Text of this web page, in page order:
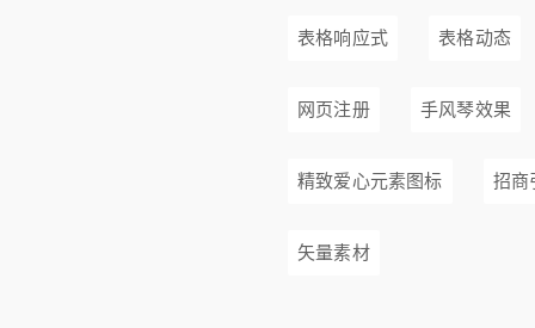
表格响应式 表格动态
网页注册 手风琴效果
精致爱心元素图标 招商
矢量素材